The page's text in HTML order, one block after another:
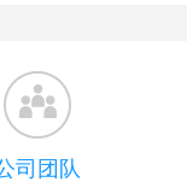
司团队